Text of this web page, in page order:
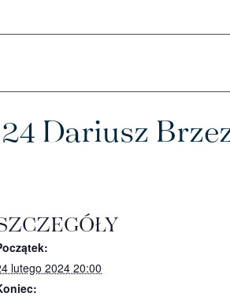
Dariusz
lutego 2024 20:00